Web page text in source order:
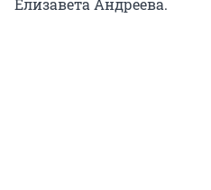
Елизавета Андреева.